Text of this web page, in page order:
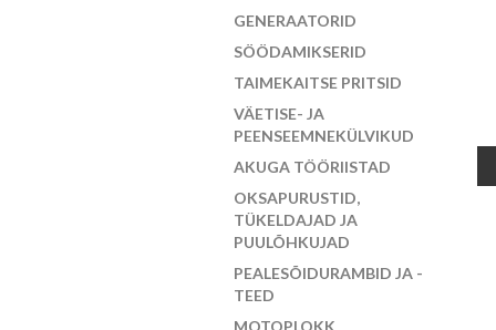
GENERAATORID
SÖÖDAMIKSERID
TAIMEKAITSE PRITSID
VÄETISE- JA
PEENSEEMNEKÜLVIKUD
AKUGA TÖÖRIISTAD
OKSAPURUSTID,
TÜKELDAJAD JA
PUULÕHKUJAD
PEALESÕIDURAMBID JA -
TEED
MOTOPLOKK